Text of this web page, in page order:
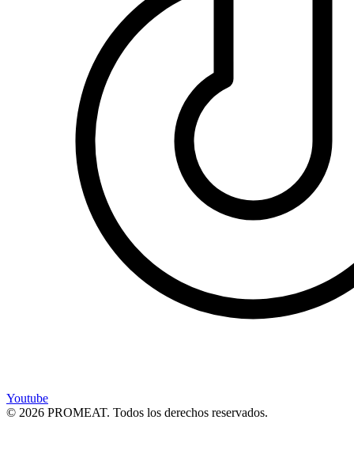
Youtube
© 2026 PROMEAT. Todos los derechos reservados.